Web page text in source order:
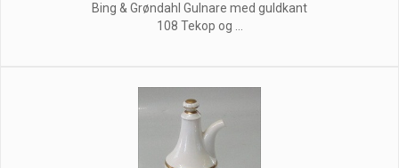
Bing & Grøndahl Gulnare med guldkant
108 Tekop og ...